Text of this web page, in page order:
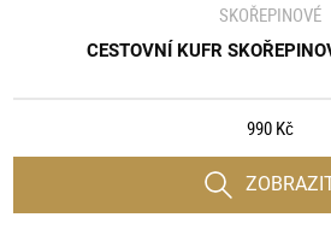
SKOŘEPINOVÉ
CESTOVNÍ KUFR
990 Kč